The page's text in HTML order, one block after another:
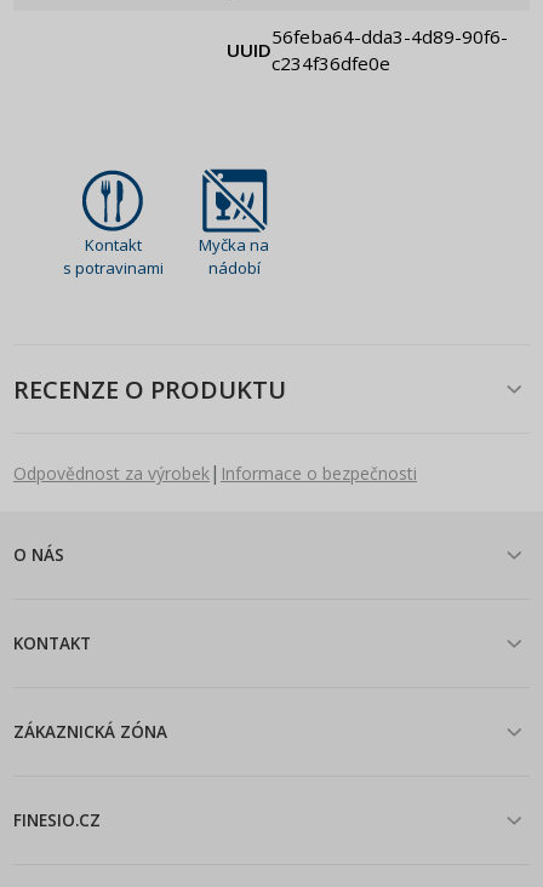
UUID
56feba64-dda3-4d89-90f6-
c234f36dfe0e
Kontakt
s potravinami
Myčka na
nádobí
RECENZE O PRODUKTU
Odpovědnost za výrobek| Informace o bezpečnosti
O NÁS
KONTAKT
ZÁKAZNICKÁ ZÓNA
FINESIO.CZ